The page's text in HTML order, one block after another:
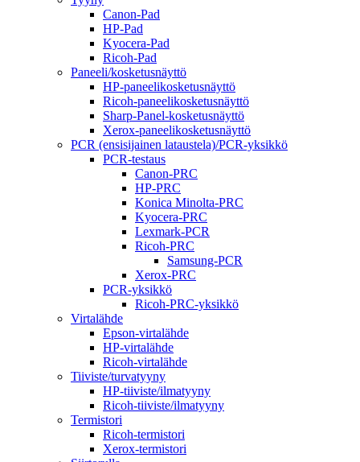
Canon-Pad
HP-Pad
Kyocera-Pad
Ricoh-Pad
Paneeli/kosketusnäyttö
HP-paneelikosketusnäyttö
Ricoh-paneelikosketusnäyttö
Sharp-Panel-kosketusnäyttö
Xerox-paneelikosketusnäyttö
PCR (ensisijainen lataustela)/PCR-yksikkö
PCR-testaus
Canon-PRC
HP-PRC
Konica Minolta-PRC
Kyocera-PRC
Lexmark-PCR
Ricoh-PRC
Samsung-PCR
Xerox-PRC
PCR-yksikkö
Ricoh-PRC-yksikkö
Virtalähde
Epson-virtalähde
HP-virtalähde
Ricoh-virtalähde
Tiiviste/turvatyyny
HP-tiiviste/ilmatyyny
Ricoh-tiiviste/ilmatyyny
Termistori
Ricoh-termistori
Xerox-termistori